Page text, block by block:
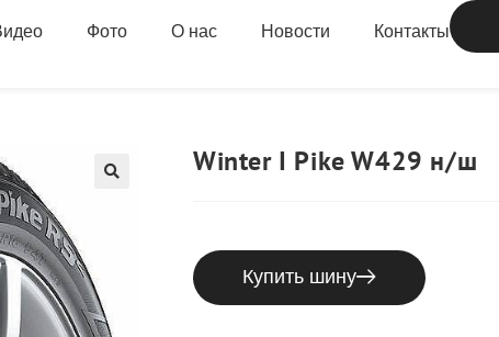
Фото О нас Новости Контакты
Winter I Pike W429 н/ш
Купить шину